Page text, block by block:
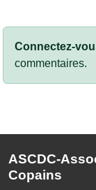
Connectez-
commentaires.
ASCDC-
Copains